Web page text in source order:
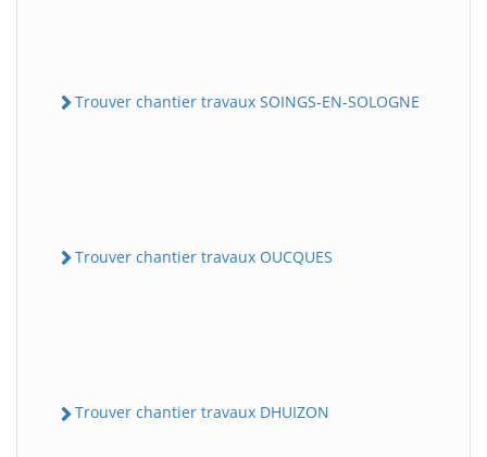
Trouver chantier travaux SOINGS-EN-SOLOGNE
Trouver chantier travaux OUCQUES
Trouver chantier travaux DHUIZON